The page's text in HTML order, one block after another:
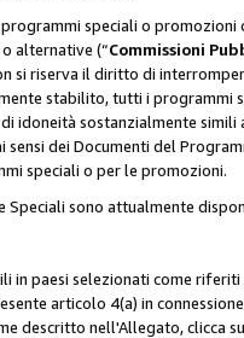
speciali o
alternative (“Commissioni
si riserva il diritto di
stabilito, tutti i
idoneità sostanzialmente
sensi dei Documenti del
speciali o per le promozioni.
Speciali sono attualmente
in paesi selezionati come
articolo 4(a) in
descritto nell'Allegato, clicca